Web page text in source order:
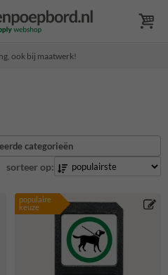
ook bij maatwerk!
categorieën
sorteer op:
populaire
keuze